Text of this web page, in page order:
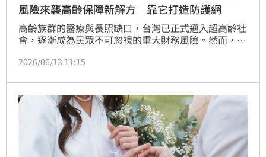
風險來襲高齡保障新解方 靠它打造防護網
高齡族群的醫療與長照缺口，台灣已正式邁入超高齡社
會，逐漸成為民眾不可忽視的重大財務風險。然而，許
限制或考量，往往難以順利投保。全球人壽持續秉持高
「買得起、用得到、高齡友善」為三大核心，提供高齡
族群專屬的醫療與長照解決方案。
2026/06/13 11:15